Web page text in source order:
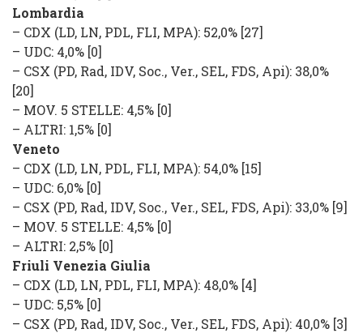
Lombardia
– CDX (LD, LN, PDL, FLI, MPA): 52,0% [27]
– UDC: 4,0% [0]
– CSX (PD, Rad, IDV, Soc., Ver., SEL, FDS, Api): 38,0%
[20]
– MOV. 5 STELLE: 4,5% [0]
– ALTRI: 1,5% [0]
Veneto
– CDX (LD, LN, PDL, FLI, MPA): 54,0% [15]
– UDC: 6,0% [0]
– CSX (PD, Rad, IDV, Soc., Ver., SEL, FDS, Api): 33,0% [9]
– MOV. 5 STELLE: 4,5% [0]
– ALTRI: 2,5% [0]
Friuli Venezia Giulia
– CDX (LD, LN, PDL, FLI, MPA): 48,0% [4]
– UDC: 5,5% [0]
– CSX (PD, Rad, IDV, Soc., Ver., SEL, FDS, Api): 40,0% [3]